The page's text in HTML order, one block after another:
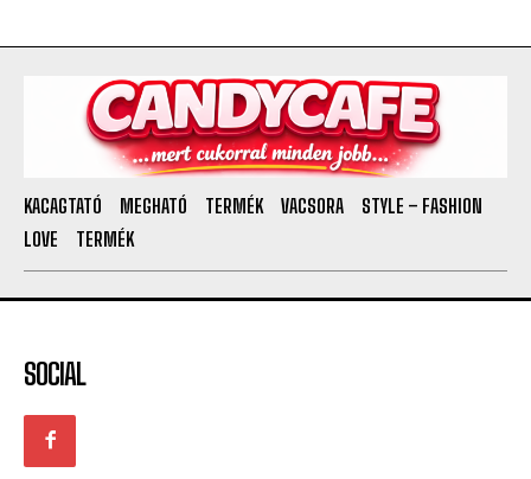
KACAGTATÓ MEGHATÓ TERMÉK VACSORA
STYLE – FASHION
LOVE
TERMÉK
SOCIAL